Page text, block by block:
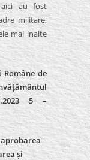
aici au fost
militare,
mai inalte
de
5 –
aprobarea
și